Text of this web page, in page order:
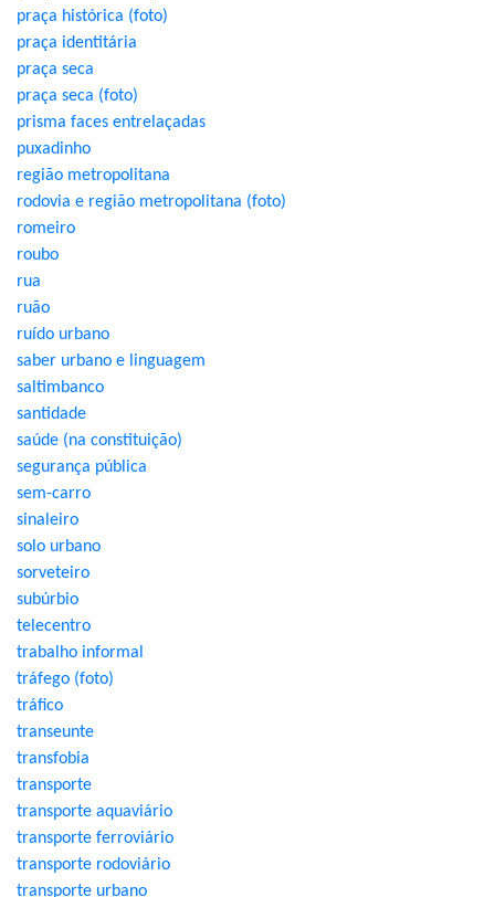
praça histórica (foto)
praça identitária
praça seca
praça seca (foto)
prisma faces entrelaçadas
puxadinho
região metropolitana
rodovia e região metropolitana (foto)
romeiro
roubo
rua
ruão
ruído urbano
saber urbano e linguagem
saltimbanco
santidade
saúde (na constituição)
segurança pública
sem-carro
sinaleiro
solo urbano
sorveteiro
subúrbio
telecentro
trabalho informal
tráfego (foto)
tráfico
transeunte
transfobia
transporte
transporte aquaviário
transporte ferroviário
transporte rodoviário
transporte urbano